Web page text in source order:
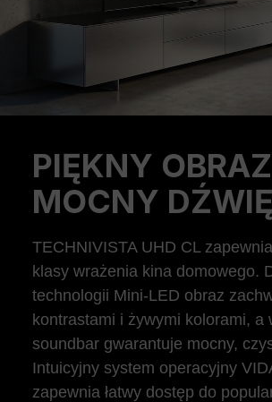
PIĘKNY
MOCNY
TECHNIVISTA UHD CL
klasy wrażenia kina domowego.
technologii Mini-LED obraz
kontrastami i żywymi kolorami, a
soundbar gwarantuje mocny,
Intuicyjny system operacyjny
zapewnia łatwy dostęp do
Previous